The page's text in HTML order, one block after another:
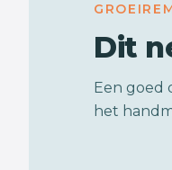
Dit
Een goed
het